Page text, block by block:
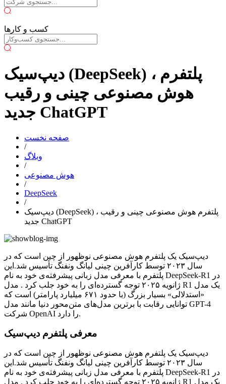
کسب و کارها
دیپ‌سیک (DeepSeek) ، پلتفرم
هوش مصنوعی چینی و رقیب
جدید ChatGPT
صفحه نخست
/
وبلاگ
/
هوش مصنوعی
/
DeepSeek
/
دیپ‌سیک (DeepSeek) ، پلتفرم هوش مصنوعی چینی و رقیب
جدید ChatGPT
دیپ‌سیک یک پلتفرم هوش مصنوعی نوظهور از چین است که در
سال ۲۰۲۳ توسط کارآفرین چینی لیانگ ونفنگ تأسیس شد.این
پلتفرم با معرفی مدل زبانی پیشرفته‌ی خود به نام DeepSeek-R1 در
ژانویه ۲۰۲۵ توجه گسترده‌ای را به خود جلب کرد . مدل R1 یک مدل
«استدلالی» بسیار بزرگ (با حدود ۶۷۱ میلیارد پارامتر) است که
توانایی رقابت با برترین مدل‌های متن‌محور دنیا مانند مدل GPT-4
شرکت OpenAI را دارد.
معرفی پلتفرم دیپ‌سیک
دیپ‌سیک یک پلتفرم هوش مصنوعی نوظهور از چین است که در
سال ۲۰۲۳ توسط کارآفرین چینی لیانگ ونفنگ تأسیس شد.این
پلتفرم با معرفی مدل زبانی پیشرفته‌ی خود به نام DeepSeek-R1 در
ژانویه ۲۰۲۵ توجه گسترده‌ای را به خود جلب کرد . مدل R1 یک مدل